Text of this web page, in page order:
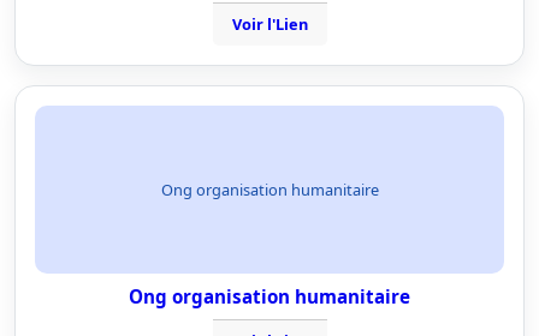
Voir l'Lien
Ong organisation humanitaire
Ong organisation humanitaire